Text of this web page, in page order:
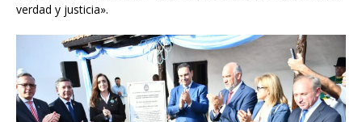
verdad y justicia».